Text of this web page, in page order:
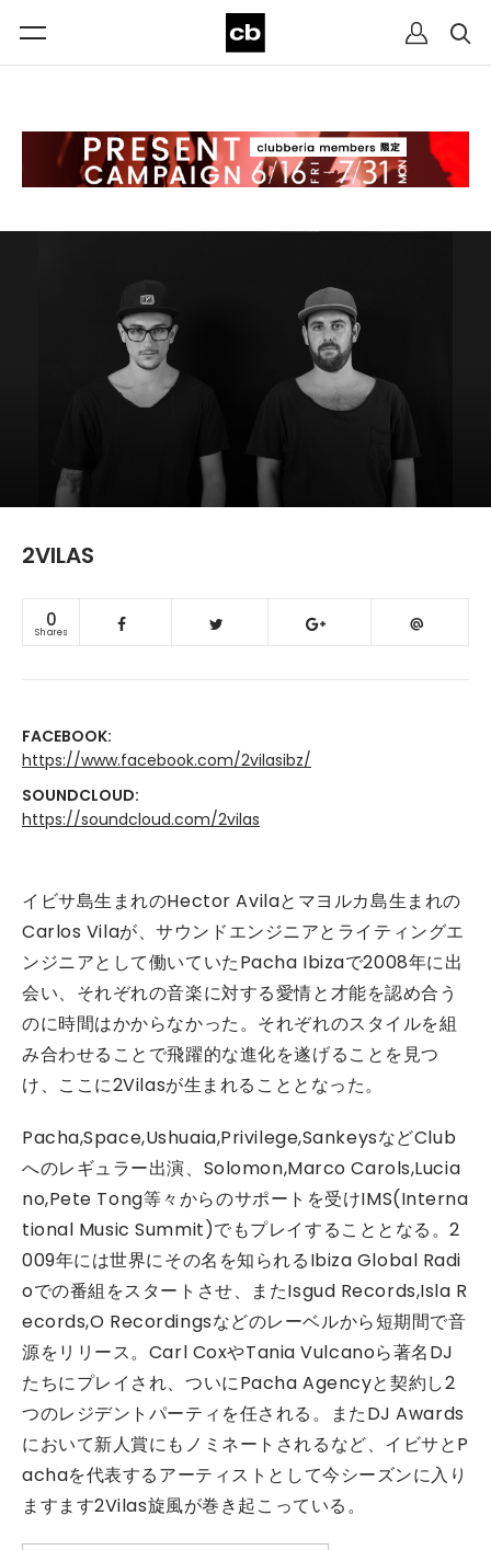
2VILAS
0
Shares
FACEBOOK:
https://www.facebook.com/2vilasibz/
SOUNDCLOUD:
https://soundcloud.com/2vilas
イビサ島生まれのHector Avilaとマヨルカ島生まれの
Carlos Vilaが、サウンドエンジニアとライティングエ
ンジニアとして働いていたPacha Ibizaで2008年に出
会い、それぞれの音楽に対する愛情と才能を認め合う
のに時間はかからなかった。それぞれのスタイルを組
み合わせることで飛躍的な進化を遂げることを見つ
け、ここに2Vilasが生まれることとなった。
Pacha,Space,Ushuaia,Privilege,SankeysなどClub
へのレギュラー出演、Solomon,Marco Carols,Lucia
no,Pete Tong等々からのサポートを受けIMS(Interna
tional Music Summit)でもプレイすることとなる。2
009年には世界にその名を知られるIbiza Global Radi
oでの番組をスタートさせ、またIsgud Records,Isla R
ecords,O Recordingsなどのレーベルから短期間で音
源をリリース。Carl CoxやTania Vulcanoら著名DJ
たちにプレイされ、ついにPacha Agencyと契約し2
つのレジデントパーティを任される。またDJ Awards
において新人賞にもノミネートされるなど、イビサとP
achaを代表するアーティストとして今シーズンに入り
ますます2Vilas旋風が巻き起こっている。